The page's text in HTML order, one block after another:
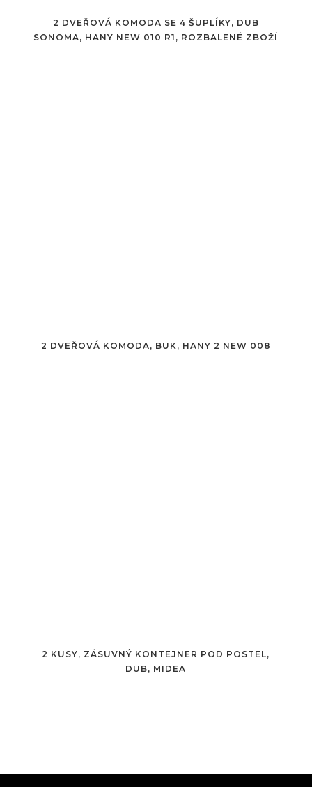
2 DVEŘOVÁ KOMODA SE 4 ŠUPLÍKY, DUB
SONOMA, HANY NEW 010 R1, ROZBALENÉ ZBOŽÍ
2 DVEŘOVÁ KOMODA, BUK, HANY 2 NEW 008
2 KUSY, ZÁSUVNÝ KONTEJNER POD POSTEL,
DUB, MIDEA